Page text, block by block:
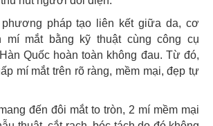
pháp tạo liên kết giữa da, cơ
mí mắt bằng kỹ thuật cùng công cụ
Quốc hoàn toàn không đau. Từ đó,
mí mắt trên rõ ràng, mềm mại, đẹp tự
đến đôi mắt to tròn, 2 mí mềm mại